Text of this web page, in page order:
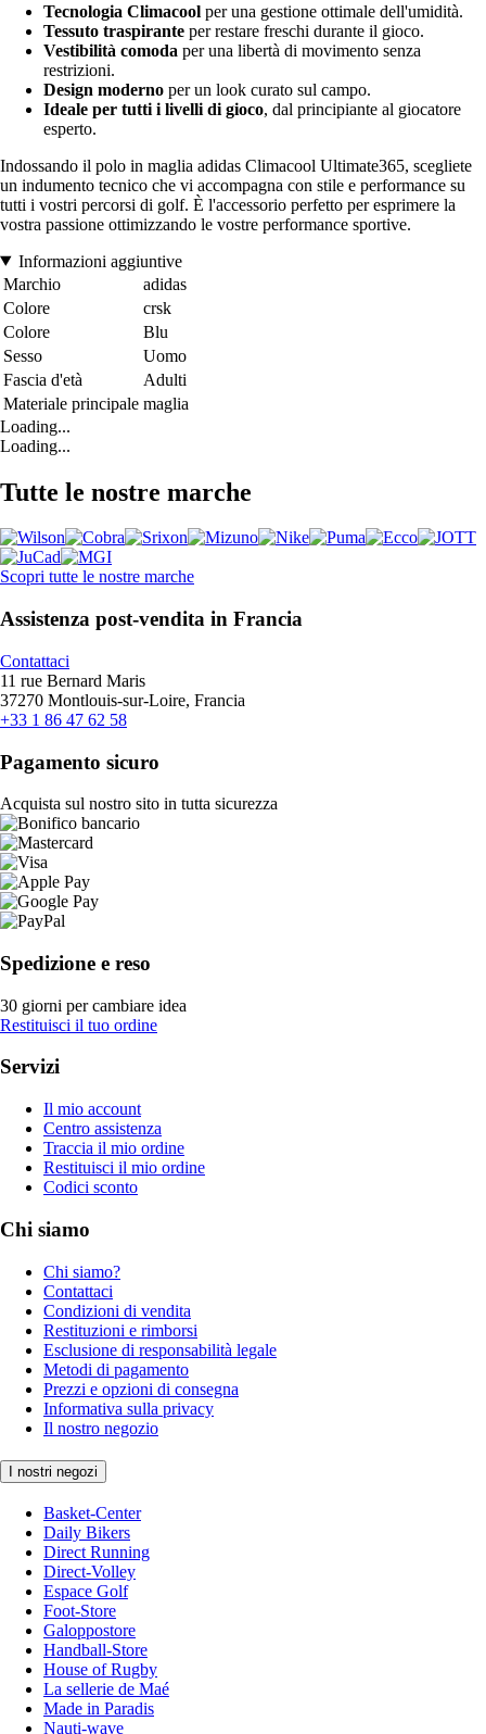
Tecnologia Climacool per una gestione ottimale dell'umidità.
Tessuto traspirante per restare freschi durante il gioco.
Vestibilità comoda per una libertà di movimento senza
restrizioni.
Design moderno per un look curato sul campo.
Ideale per tutti i livelli di gioco, dal principiante al giocatore
esperto.
Indossando il polo in maglia adidas Climacool Ultimate365, scegliete
un indumento tecnico che vi accompagna con stile e performance su
tutti i vostri percorsi di golf. È l'accessorio perfetto per esprimere la
vostra passione ottimizzando le vostre performance sportive.
Informazioni aggiuntive
Marchio
adidas
Colore
crsk
Colore
Blu
Sesso
Uomo
Fascia d'età
Adulti
Materiale principale maglia
Loading...
Loading...
Tutte le nostre marche
Scopri tutte le nostre marche
Assistenza post-vendita in Francia
Contattaci
11 rue Bernard Maris
37270 Montlouis-sur-Loire, Francia
+33 1 86 47 62 58
Pagamento sicuro
Acquista sul nostro sito in tutta sicurezza
Spedizione e reso
30 giorni per cambiare idea
Restituisci il tuo ordine
Servizi
Il mio account
Centro assistenza
Traccia il mio ordine
Restituisci il mio ordine
Codici sconto
Chi siamo
Chi siamo?
Contattaci
Condizioni di vendita
Restituzioni e rimborsi
Esclusione di responsabilità legale
Metodi di pagamento
Prezzi e opzioni di consegna
Informativa sulla privacy
Il nostro negozio
I nostri negozi
Basket-Center
Daily Bikers
Direct Running
Direct-Volley
Espace Golf
Foot-Store
Galoppostore
Handball-Store
House of Rugby
La sellerie de Maé
Made in Paradis
Nauti-wave